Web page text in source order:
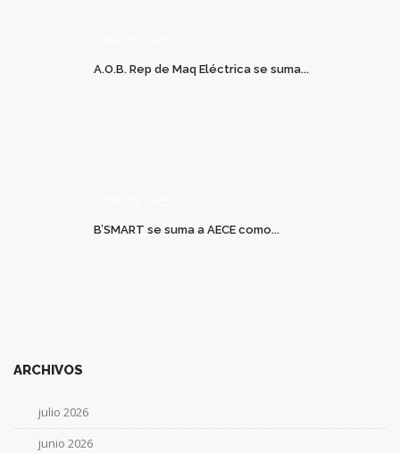
A.O.B. Rep de Maq Eléctrica se suma...
B’SMART se suma a AECE como...
ARCHIVOS
julio 2026
junio 2026